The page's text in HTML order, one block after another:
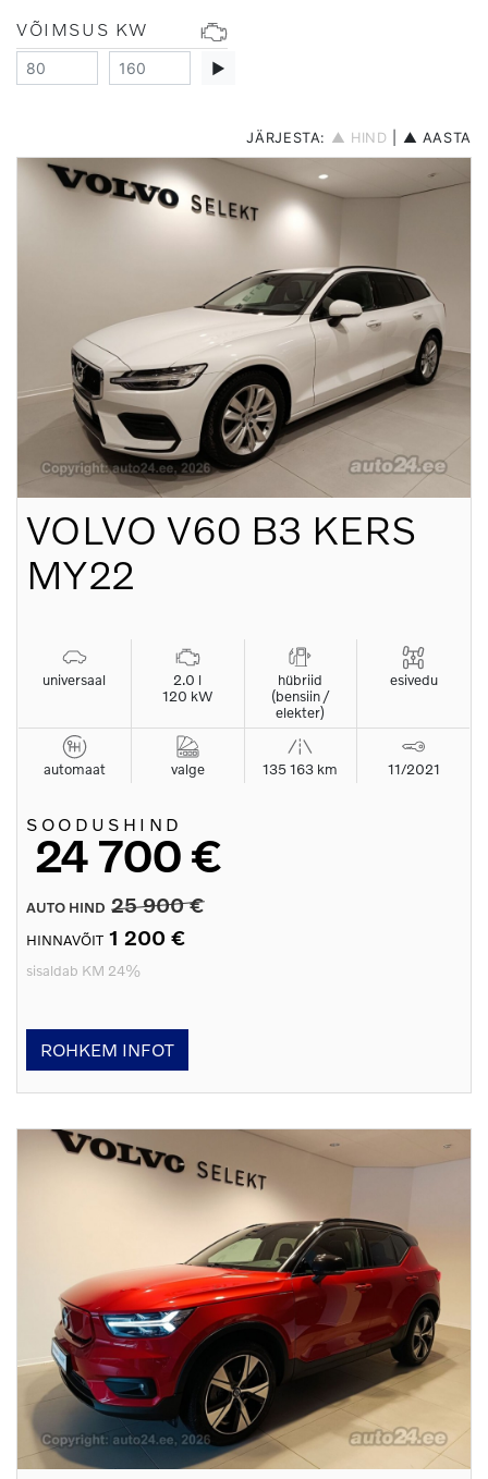
VÕIMSUS KW
▶
JÄRJESTA: ▲ HIND ▲ AASTA
VOLVO V60 B3 KERS
MY22
universaal
2.0 l
120 kW
hübriid
(bensiin /
elekter)
esivedu
automaat valge 135 163 km 11/2021
SOODUSHIND
24 700 €
AUTO HIND 25 900 €
HINNAVÕIT 1 200 €
sisaldab KM 24%
ROHKEM INFOT